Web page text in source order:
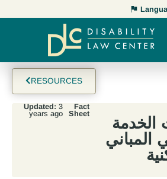
RESOURCES
الخدمة
المباني
Fact
Sheet
Updated: 3
years ago